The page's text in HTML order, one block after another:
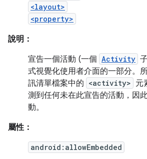
<layout>
<property>
說明：
宣告一個活動 (一個 Activity
式視覺化使用者介面的一部分。
訊清單檔案中的 <activity> 元
測到任何未在此宣告的活動，因
動。
屬性：
android:allowEmbedded